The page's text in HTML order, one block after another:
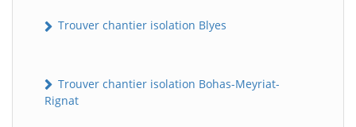
Trouver chantier isolation Blyes
Trouver chantier isolation Bohas-Meyriat-
Rignat